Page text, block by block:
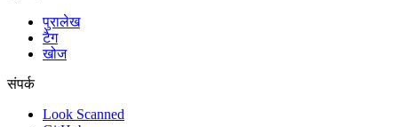
पुरालेख
टैग
खोज
संपर्क
Look Scanned